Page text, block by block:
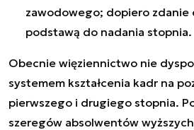
zawodowego; dopiero zdanie
podstawą do nadania stopnia.
Obecnie więziennictwo nie
systemem kształcenia kadr na
pierwszego i drugiego stopnia.
szeregów absolwentów